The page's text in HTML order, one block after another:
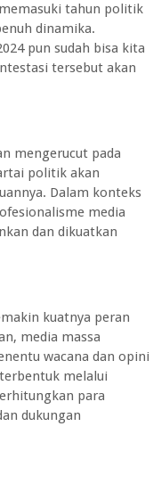
tahun politik
dinamika.
pun sudah bisa kita
tersebut akan
mengerucut pada
politik akan
Dalam konteks
media
dan dikuatkan
kuatnya peran
media massa
wacana dan opini
melalui
para
dukungan